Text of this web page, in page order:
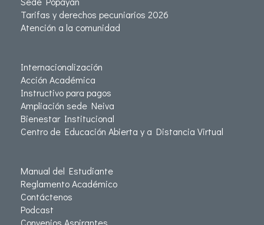
Tarifas y derechos pecuniarios 2026
Atención a la comunidad
Internacionalización
Acción Académica
Instructivo para pagos
Ampliación sede Neiva
Bienestar Institucional
Centro de Educación Abierta y a Distancia Virtual
Manual del Estudiante
Reglamento Académico
Contáctenos
Podcast
Convenios Aspirantes